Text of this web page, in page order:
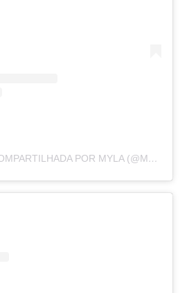
UMA PUBLICAÇÃO COMPARTILHADA POR MYLA (@MYLASANTANA)